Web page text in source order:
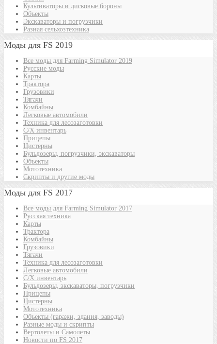
Культиваторы и дисковые бороны
Объекты
Экскаваторы и погрузчики
Разная сельхозтехника
Моды для FS 2019
Все моды для Farming Simulator 2019
Русские моды
Карты
Трактора
Грузовики
Тягачи
Комбайны
Легковые автомобили
Техника для лесозаготовки
С/Х инвентарь
Прицепы
Цистерны
Бульдозеры, погрузчики, экскаваторы
Объекты
Мототехника
Скрипты и другие моды
Моды для FS 2017
Все моды для Farming Simulator 2017
Русская техника
Карты
Трактора
Комбайны
Грузовики
Тягачи
Техника для лесозаготовки
Легковые автомобили
С/Х инвентарь
Бульдозеры, экскаваторы, погрузчики
Прицепы
Цистерны
Мототехника
Объекты (гаражи, здания, заводы)
Разные моды и скрипты
Вертолеты и Самолеты
Новости по FS 2017